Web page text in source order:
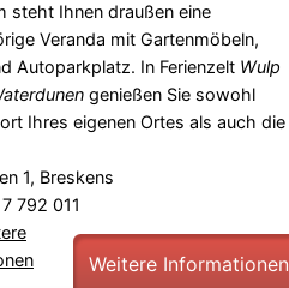
steht Ihnen draußen eine
Veranda mit Gartenmöbeln,
Autoparkplatz. In Ferienzelt Wulp
genießen Sie sowohl
Ihres eigenen Ortes als auch die
1, Breskens
792 011
Weitere Informationen